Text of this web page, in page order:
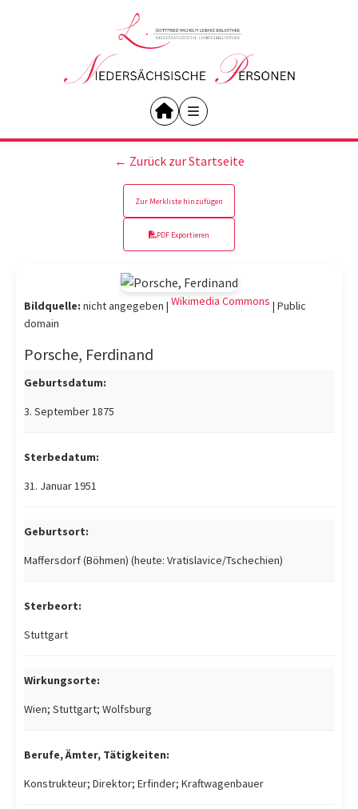
← Zurück zur Startseite
Zur Merkliste hinzufügen
PDF Exportieren
Porsche, Ferdinand
Geburtsdatum:
3. September 1875
Sterbedatum:
31. Januar 1951
Geburtsort:
Maffersdorf (Böhmen) (heute: Vratislavice/Tschechien)
Sterbeort:
Stuttgart
Wirkungsorte:
Wien; Stuttgart; Wolfsburg
Berufe, Ämter, Tätigkeiten:
Konstrukteur; Direktor; Erfinder; Kraftwagenbauer
Bildquelle: nicht angegeben | Wikimedia Commons | Public
domain